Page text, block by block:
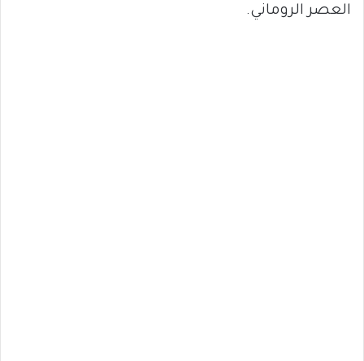
العصر الروماني.